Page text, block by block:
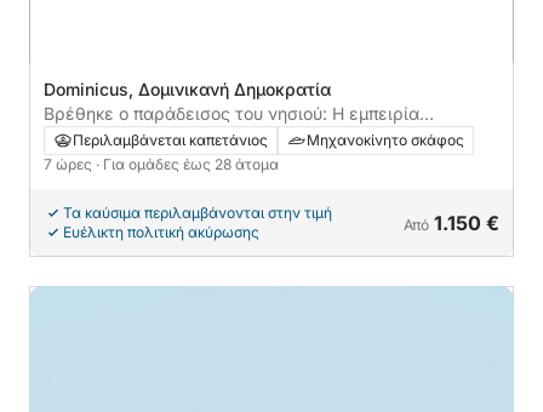
Dominicus, Δομινικανή Δημοκρατία
Βρέθηκε ο παράδεισος του νησιού: Η εμπειρία
Bayahibe-Saona που έχει καθηλώσει τους πάντες
Περιλαμβάνεται καπετάνιος
Μηχανοκίνητο σκάφος
7 ώρες · Για ομάδες έως 28 άτομα
Τα καύσιμα περιλαμβάνονται στην τιμή
Ευέλικτη πολιτική ακύρωσης
Από 1.150 €